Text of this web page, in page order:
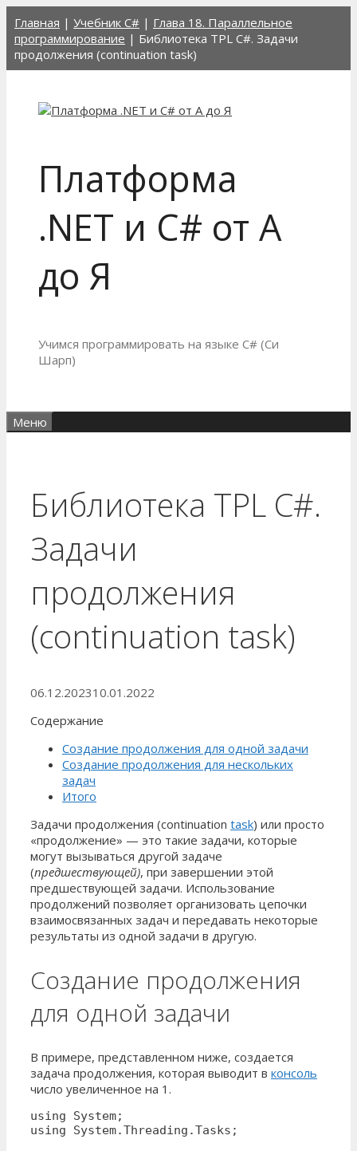
содержимому
Главная | Учебник C# | Глава 18. Параллельное
программирование | Библиотека TPL C#. Задачи
продолжения (continuation task)
Платформа
.NET и C# от А
до Я
Учимся программировать на языке C# (Си
Шарп)
Меню
Библиотека TPL C#.
Задачи
продолжения
(continuation task)
06.12.202310.01.2022
Содержание
Создание продолжения для одной задачи
Создание продолжения для нескольких
задач
Итого
Задачи продолжения (continuation task) или просто
«продолжение» — это такие задачи, которые
могут вызываться другой задаче
(предшествующей), при завершении этой
предшествующей задачи. Использование
продолжений позволяет организовать цепочки
взаимосвязанных задач и передавать некоторые
результаты из одной задачи в другую.
Создание продолжения
для одной задачи
В примере, представленном ниже, создается
задача продолжения, которая выводит в консоль
число увеличенное на 1.
using System;
using System.Threading.Tasks;